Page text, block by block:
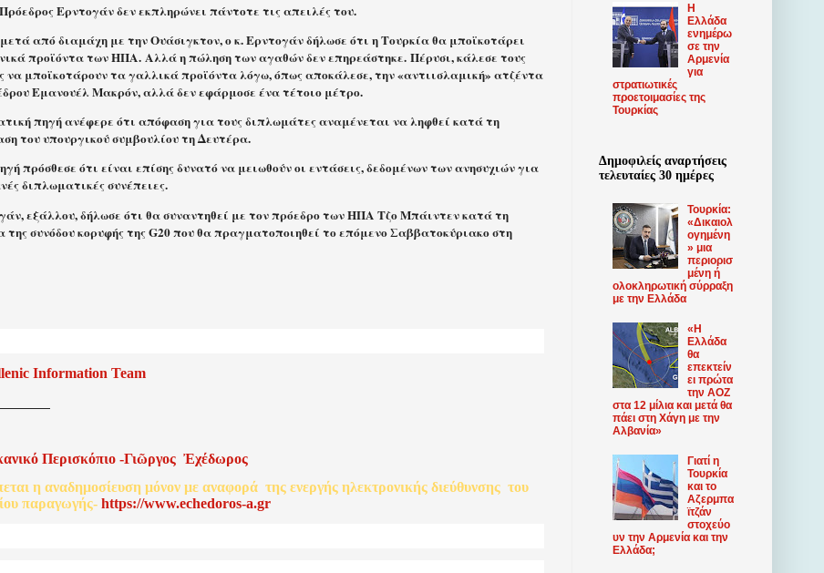
Ερντογάνδεν εκπληρώνει πάντοτε τις απειλές του.
από διαμάχη με την Ουάσιγκτον, ο κ. Ερντογάν δήλωσε ότι η Τουρκία θα μποϊκοτάρει
προϊόντα των ΗΠΑ. Αλλά η πώληση των αγαθών δεν επηρεάστηκε. Πέρυσι, κάλεσε τους
να μποϊκοτάρουν τα γαλλικά προϊόντα λόγω, όπως αποκάλεσε, την «αντιισλαμική» ατζέντα
Εμανουέλ Μακρόν, αλλά δεν εφάρμοσε ένα τέτοιο μέτρο.
πηγή ανέφερε ότι απόφαση για τους διπλωμάτες αναμένεται να ληφθεί κατά τη
του υπουργικού συμβουλίου τη Δευτέρα.
πρόσθεσε ότι είναι επίσης δυνατό να μειωθούν οι εντάσεις, δεδομένων των ανησυχιών για
διπλωματικές συνέπειες.
εξάλλου, δήλωσε ότι θα συναντηθεί με τον πρόεδρο των ΗΠΑ Τζο Μπάιντεν κατά τη
της συνόδου κορυφής της G20 που θα πραγματοποιηθεί το επόμενο Σαββατοκύριακο στη
Information Team
Περισκόπιο -Γιῶργος Ἐχέδωρος
η αναδημοσίευση μόνον με αναφορά της ενεργής ηλεκτρονικής διεύθυνσης του
παραγωγής- https://www.echedoros-a.gr
Η
Ελλάδα
ενημέρω
σε την
Αρμενία
για
στρατιωτικές
προετοιμασίες της
Τουρκίας
Δημοφιλείς αναρτήσεις
τελευταίες 30 ημέρες
Τουρκία:
«Δικαιολ
ογημένη
» μια
περιορισ
μένη ή
ολοκληρωτική σύρραξη
με την Ελλάδα
«Η
Ελλάδα
θα
επεκτείν
ει πρώτα
την ΑΟΖ
στα 12 μίλια και μετά θα
πάει στη Χάγη με την
Αλβανία»
Γιατί η
Τουρκία
και το
Αζερμπα
ϊτζάν
στοχεύο
υν την Αρμενία και την
Ελλάδα;